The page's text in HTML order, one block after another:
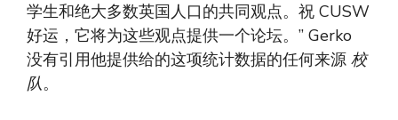
学生和绝大多数英国人口的共同观点。祝 CUSW
好运，它将为这些观点提供一个论坛。” Gerko
没有引用他提供给的这项统计数据的任何来源 校
队。